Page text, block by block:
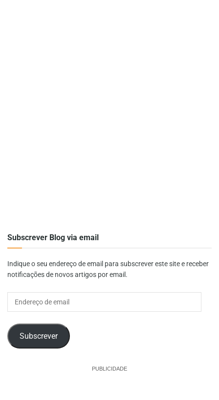
Subscrever Blog via email
Indique o seu endereço de email para subscrever este site e receber
notificações de novos artigos por email.
Subscrever
PUBLICIDADE